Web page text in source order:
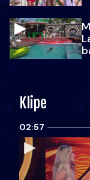
Klipe
02:57